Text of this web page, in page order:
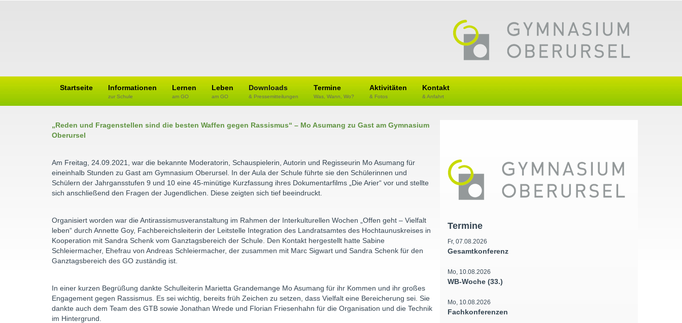
Startseite Informationen
zur Schule
Lernen
am GO
Leben
am GO
Downloads
& Pressemitteilungen
Termine
Was, Wann, Wo?
Aktivitäten
& Fotos
Kontakt
& Anfahrt
„Reden und Fragenstellen sind die besten Waffen gegen Rassismus“ – Mo Asumang zu Gast am Gymnasium
Oberursel
Am Freitag, 24.09.2021, war die bekannte Moderatorin, Schauspielerin, Autorin und Regisseurin Mo Asumang für
eineinhalb Stunden zu Gast am Gymnasium Oberursel. In der Aula der Schule führte sie den Schülerinnen und
Schülern der Jahrgansstufen 9 und 10 eine 45-minütige Kurzfassung ihres Dokumentarfilms „Die Arier“ vor und stellte
sich anschließend den Fragen der Jugendlichen. Diese zeigten sich tief beeindruckt.
Organisiert worden war die Antirassismusveranstaltung im Rahmen der Interkulturellen Wochen „Offen geht – Vielfalt
leben“ durch Annette Goy, Fachbereichsleiterin der Leitstelle Integration des Landratsamtes des Hochtaunuskreises in
Kooperation mit Sandra Schenk vom Ganztagsbereich der Schule. Den Kontakt hergestellt hatte Sabine
Schleiermacher, Ehefrau von Andreas Schleiermacher, der zusammen mit Marc Sigwart und Sandra Schenk für den
Ganztagsbereich des GO zuständig ist.
In einer kurzen Begrüßung dankte Schulleiterin Marietta Grandemange Mo Asumang für ihr Kommen und ihr großes
Engagement gegen Rassismus. Es sei wichtig, bereits früh Zeichen zu setzen, dass Vielfalt eine Bereicherung sei. Sie
dankte auch dem Team des GTB sowie Jonathan Wrede und Florian Friesenhahn für die Organisation und die Technik
im Hintergrund.
Termine
Fr, 07.08.2026
Gesamtkonferenz
Mo, 10.08.2026
WB-Woche (33.)
Mo, 10.08.2026
Fachkonferenzen